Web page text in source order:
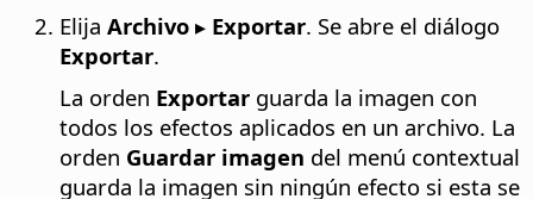
Elija Archivo ▸ Exportar. Se abre el diálogo
Exportar.
La orden Exportar guarda la imagen con
todos los efectos aplicados en un archivo. La
orden Guardar imagen del menú contextual
guarda la imagen sin ningún efecto si esta se